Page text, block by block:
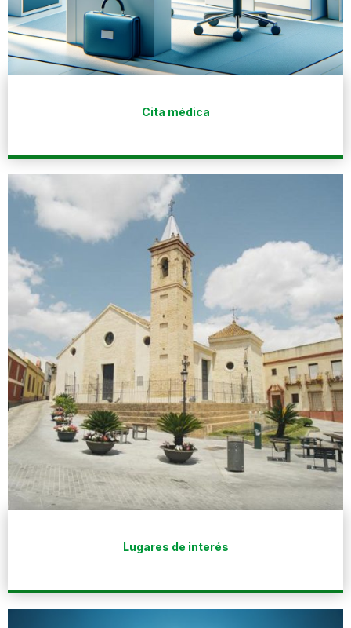
Cita médica
Lugares de interés